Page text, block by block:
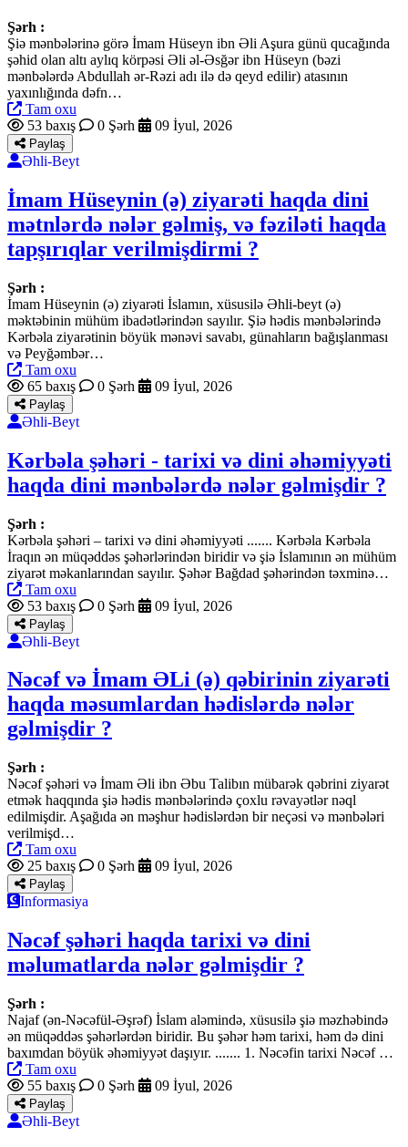
Şərh :
Şiə mənbələrinə görə İmam Hüseyn ibn Əli Aşura günü qucağında
şəhid olan altı aylıq körpəsi Əli əl-Əsğər ibn Hüseyn (bəzi
mənbələrdə Abdullah ər-Rəzi adı ilə də qeyd edilir) atasının
yaxınlığında dəfn…
Tam oxu
53 baxış
0 Şərh 09 İyul, 2026
Paylaş
Əhli-Beyt
İmam Hüseynin (ə) ziyarəti haqda dini
mətnlərdə nələr gəlmiş, və fəziləti haqda
tapşırıqlar verilmişdirmi ?
Şərh :
İmam Hüseynin (ə) ziyarəti İslamın, xüsusilə Əhli-beyt (ə)
məktəbinin mühüm ibadətlərindən sayılır. Şiə hədis mənbələrində
Kərbəla ziyarətinin böyük mənəvi savabı, günahların bağışlanması
və Peyğəmbər…
Tam oxu
65 baxış
0 Şərh 09 İyul, 2026
Paylaş
Əhli-Beyt
Kərbəla şəhəri - tarixi və dini əhəmiyyəti
haqda dini mənbələrdə nələr gəlmişdir ?
Şərh :
Kərbəla şəhəri – tarixi və dini əhəmiyyəti ....... Kərbəla Kərbəla
İraqın ən müqəddəs şəhərlərindən biridir və şiə İslamının ən mühüm
ziyarət məkanlarından sayılır. Şəhər Bağdad şəhərindən təxminə…
Tam oxu
53 baxış
0 Şərh 09 İyul, 2026
Paylaş
Əhli-Beyt
Nəcəf və İmam ƏLi (ə) qəbirinin ziyarəti
haqda məsumlardan hədislərdə nələr
gəlmişdir ?
Şərh :
Nəcəf şəhəri və İmam Əli ibn Əbu Talibın mübarək qəbrini ziyarət
etmək haqqında şiə hədis mənbələrində çoxlu rəvayətlər nəql
edilmişdir. Aşağıda ən məşhur hədislərdən bir neçəsi və mənbələri
verilmişd…
Tam oxu
25 baxış
0 Şərh 09 İyul, 2026
Paylaş
Informasiya
Nəcəf şəhəri haqda tarixi və dini
məlumatlarda nələr gəlmişdir ?
Şərh :
Najaf (ən-Nəcəfül-Əşrəf) İslam aləmində, xüsusilə şiə məzhəbində
ən müqəddəs şəhərlərdən biridir. Bu şəhər həm tarixi, həm də dini
baxımdan böyük əhəmiyyət daşıyır. ....... 1. Nəcəfin tarixi Nəcəf …
Tam oxu
55 baxış
0 Şərh 09 İyul, 2026
Paylaş
Əhli-Beyt